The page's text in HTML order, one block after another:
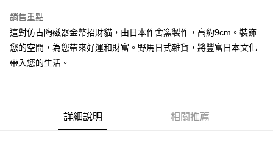
匯豐（台灣）商業銀行
聯邦商業銀行
遠東國際商業銀行
元大商業銀行
永豐商業銀行
台新國際商業銀行
街口支付
悠遊付
Google Pay
銷售重點
這對仿古陶磁器金幣招財貓，由日本作舍窯製作，高約9cm。裝飾
您的空間，為您帶來好運和財富。野馬日式雜貨，將豐富日本文化
帶入您的生活。
詳細說明 相關推薦